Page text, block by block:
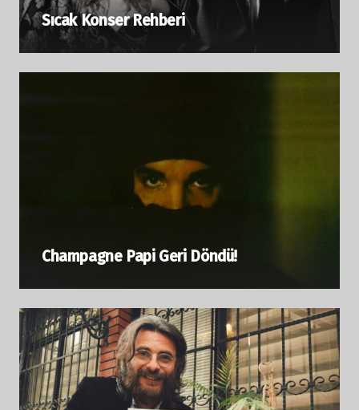
Sıcak Konser Rehberi
Champagne Papi Geri Döndü!